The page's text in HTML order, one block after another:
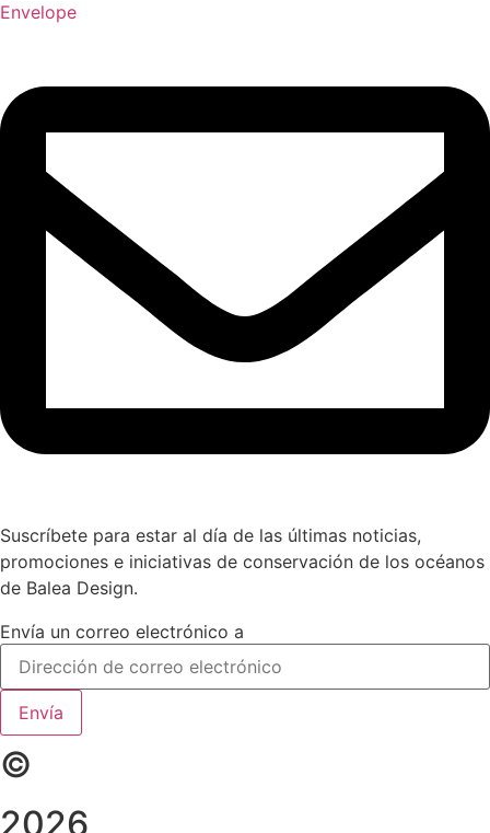
Envelope
Suscríbete para estar al día de las últimas noticias,
promociones e iniciativas de conservación de los océanos
de Balea Design.
Envía un correo electrónico a
Envía
©
2026